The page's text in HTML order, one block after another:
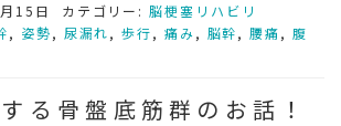
15日 カテゴリー:脳梗塞リハビリ
, 姿勢, 尿漏れ,歩行, 痛み , 脳幹,腰痛, 腹
る骨盤底筋群のお話！